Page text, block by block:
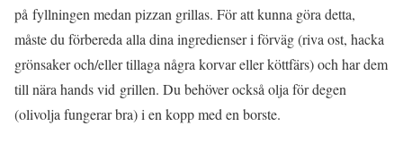
på fyllningen medan pizzan grillas. För att kunna göra detta,
måste du förbereda alla dina ingredienser i förväg (riva ost, hacka
grönsaker och/eller tillaga några korvar eller köttfärs) och har dem
till nära hands vid grillen. Du behöver också olja för degen
(olivolja fungerar bra) i en kopp med en borste.